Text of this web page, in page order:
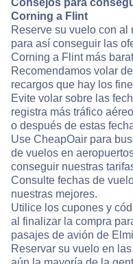
Consejos para
Corning a Flint
Reserve su vuelo con
para así conseguir las
Corning a Flint más
Recomendamos volar
recargos que hay los
Evite volar sobre las
registra más tráfico
o después de estas
Use CheapOair para
de vuelos en
conseguir nuestras
Consulte fechas de
nuestras mejores.
Utilice los cupones y
al finalizar la compra
pasajes de avión de
Reservar su vuelo en